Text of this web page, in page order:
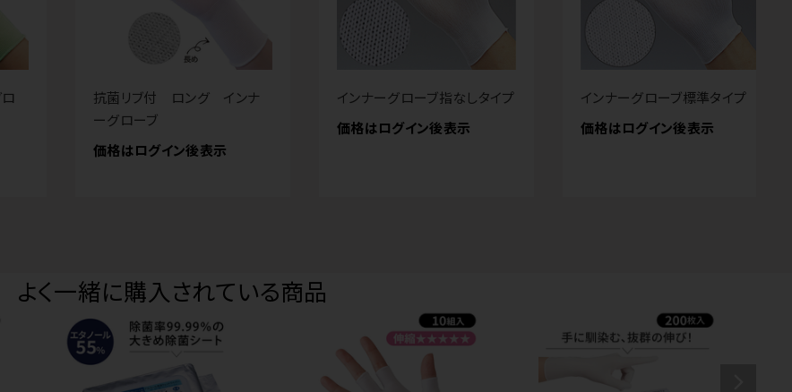
抗菌リブ付 ロング インナ
ーグローブ
価格はログイン後表示
インナーグローブ指なしタイプ
価格はログイン後表示
インナーグローブ標準タイプ
価格はログイン後表示
よく一緒に購入されている商品